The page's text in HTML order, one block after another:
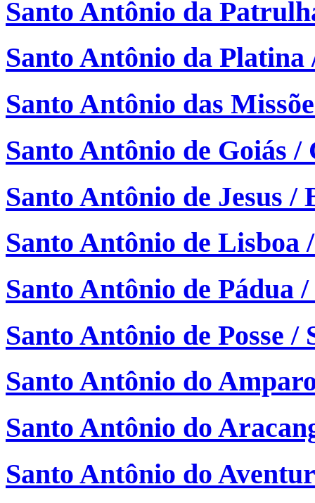
Santo Antônio da
Santo Antônio da Platina
Santo Antônio das
Santo Antônio de Goiás /
Santo Antônio de Jesus /
Santo Antônio de Lisboa
Santo Antônio de Pádua
Santo Antônio de Posse /
Santo Antônio do
Santo Antônio do
Santo Antônio do